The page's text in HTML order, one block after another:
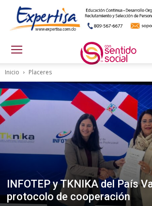
Inicio Placeres
INFOTEP y TKNIKA del País
protocolo de cooperación